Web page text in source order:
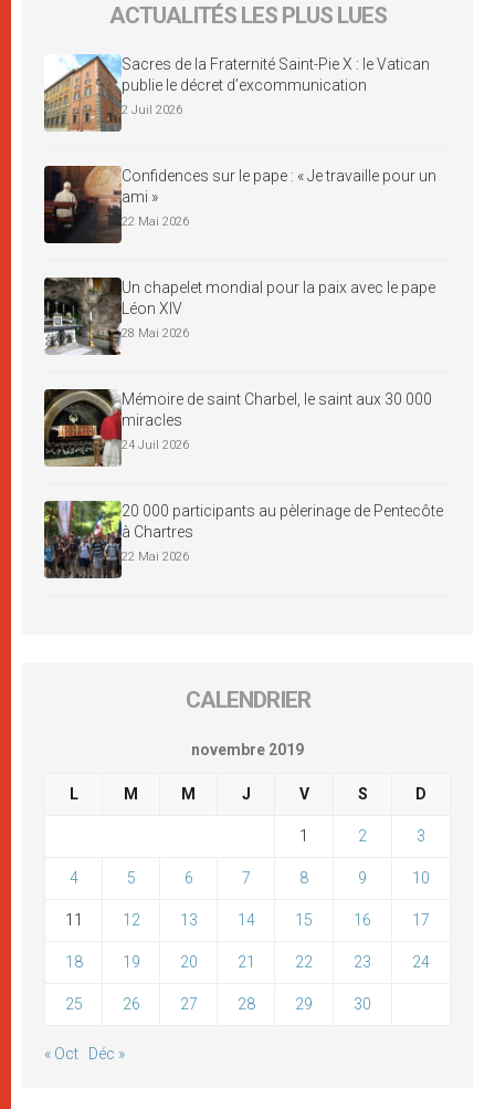
ACTUALITÉS LES PLUS LUES
Sacres de la Fraternité Saint-Pie X : le Vatican
publie le décret d’excommunication
2 Juil 2026
Confidences sur le pape : « Je travaille pour un
ami »
22 Mai 2026
Un chapelet mondial pour la paix avec le pape
Léon XIV
28 Mai 2026
Mémoire de saint Charbel, le saint aux 30 000
miracles
24 Juil 2026
20 000 participants au pèlerinage de Pentecôte
à Chartres
22 Mai 2026
CALENDRIER
novembre 2019
L M M J V S D
1 2 3
4 5 6 7 8 9 10
11 12 13 14 15 16 17
18 19 20 21 22 23 24
25 26 27 28 29 30
« Oct Déc »